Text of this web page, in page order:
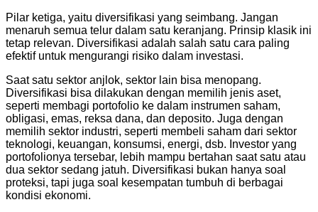
Pilar ketiga, yaitu diversifikasi yang seimbang. Jangan
menaruh semua telur dalam satu keranjang. Prinsip klasik ini
tetap relevan. Diversifikasi adalah salah satu cara paling
efektif untuk mengurangi risiko dalam investasi.
Saat satu sektor anjlok, sektor lain bisa menopang.
Diversifikasi bisa dilakukan dengan memilih jenis aset,
seperti membagi portofolio ke dalam instrumen saham,
obligasi, emas, reksa dana, dan deposito. Juga dengan
memilih sektor industri, seperti membeli saham dari sektor
teknologi, keuangan, konsumsi, energi, dsb. Investor yang
portofolionya tersebar, lebih mampu bertahan saat satu atau
dua sektor sedang jatuh. Diversifikasi bukan hanya soal
proteksi, tapi juga soal kesempatan tumbuh di berbagai
kondisi ekonomi.